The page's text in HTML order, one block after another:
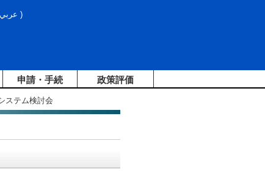
عربي )
申請・手続 政策評価
ステム検討会